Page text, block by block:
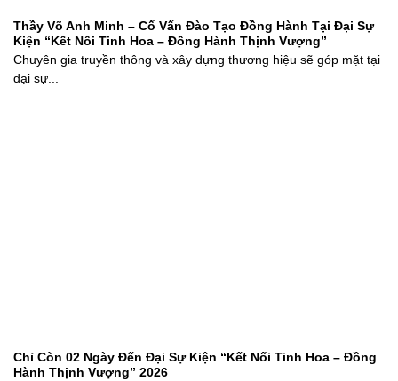
Thầy Võ Anh Minh – Cố Vấn Đào Tạo Đồng Hành Tại Đại Sự
Kiện “Kết Nối Tinh Hoa – Đồng Hành Thịnh Vượng”
Chuyên gia truyền thông và xây dựng thương hiệu sẽ góp mặt tại
đại sự...
Chỉ Còn 02 Ngày Đến Đại Sự Kiện “Kết Nối Tinh Hoa – Đồng
Hành Thịnh Vượng” 2026